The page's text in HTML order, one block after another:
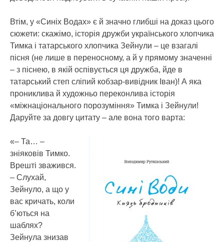
Втім, у «Синіх Водах» є й значно глибші на доказ цього
сюжети: скажімо, історія дружби українського хлопчика
Тимка і татарського хлопчика Зейнули – це взагалі
пісня (не лише в переносному, а й у прямому значенні
– з піснею, в якій оспівується ця дружба, йде в
татарський степ сліпий кобзар-вивідник Іван)! А яка
прониклива й художньо переконлива історія
«міжнаціонального порозуміння» Тимка і Зейнули!
Даруйте за довгу цитату – але вона того варта:
«– Та… –
зніяковів Тимко.
Врешті зважився.
– Слухай,
Зейнуло, а що у
вас кричать, коли
б’ються на
шаблях?
Зейнула знизав